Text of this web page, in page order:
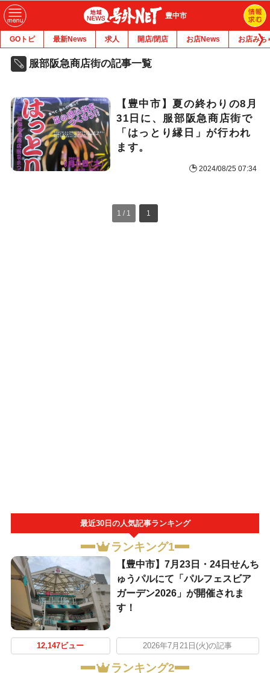
豊中市
GOトピ 最新News 求人 開店/閉店 お店News お店みち
服部阪急商店街の記事一覧
【豊中市】夏の終わりの8月
31日に、服部阪急商店街で
「はっとり縁日」が行われ
ます。
2024/08/25 07:34
1 / 1 1
最近30日の人気記事ランキング
ランキング1
【豊中市】7月23日・24日せんち
ゅうパルにて「パルフェスビア
ガーデン2026」が開催されま
す！
12,147ビュー 2026年7月21日(火)の記事
ランキング2